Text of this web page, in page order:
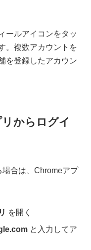
ールアイコンをタッ
。複数アカウントを
を登録したアカウン
からログイ
合は、Chromeアプ
を開く
と入力してア